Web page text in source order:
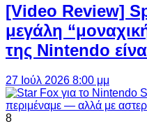
[Video Review]
μεγάλη
της Nintendo
27 Ιούλ 2026 8:00 μμ
8